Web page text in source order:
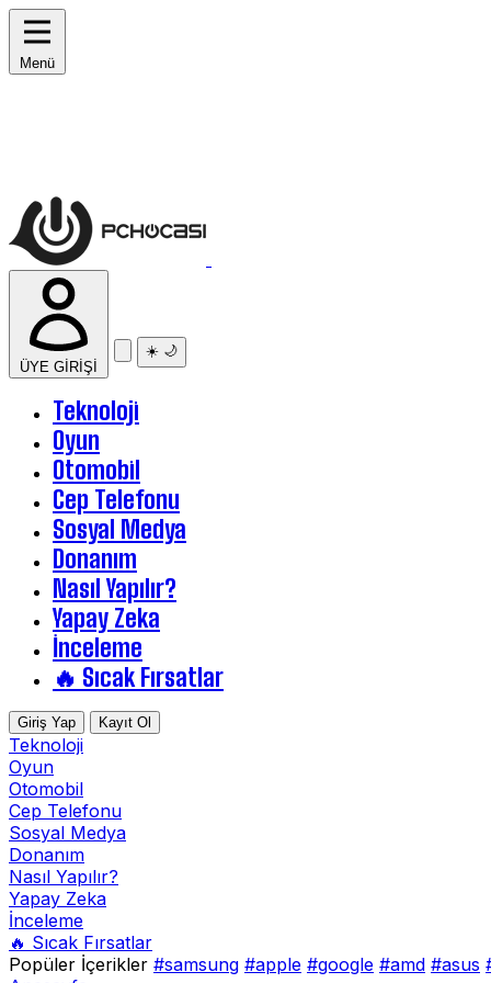
Menü
ÜYE GİRİŞİ
☀️ 🌙
Teknoloji
Oyun
Otomobil
Cep Telefonu
Sosyal Medya
Donanım
Nasıl Yapılır?
Yapay Zeka
İnceleme
🔥 Sıcak Fırsatlar
Giriş Yap Kayıt Ol
Teknoloji
Oyun
Otomobil
Cep Telefonu
Sosyal Medya
Donanım
Nasıl Yapılır?
Yapay Zeka
İnceleme
🔥 Sıcak Fırsatlar
Popüler İçerikler #samsung #apple #google #amd #asus